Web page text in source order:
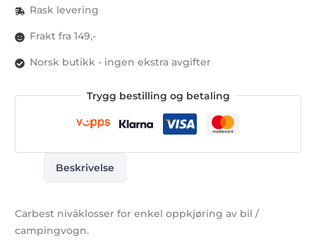
Rask levering
Frakt fra 149,-
Norsk butikk - ingen ekstra avgifter
Trygg bestilling og betaling
Beskrivelse
Carbest nivåklosser for enkel oppkjøring av bil /
campingvogn.